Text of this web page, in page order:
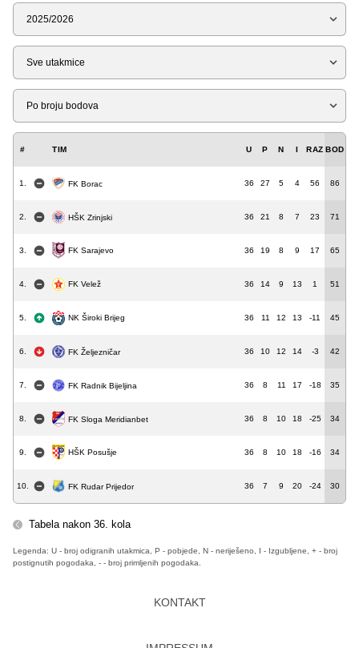
Sezona
Tip
Liga
# TIM U P N I RAZ BOD
1. FK Borac 36 27 5 4 56 86
2. HŠK Zrinjski 36 21 8 7 23 71
3. FK Sarajevo 36 19 8 9 17 65
4. FK Velež 36 14 9 13 1 51
5. NK Široki Brijeg 36 11 12 13 -11 45
6. FK Željezničar 36 10 12 14 -3 42
7. FK Radnik Bijeljina 36 8 11 17 -18 35
8. FK Sloga Meridianbet 36 8 10 18 -25 34
9. HŠK Posušje 36 8 10 18 -16 34
10. FK Rudar Prijedor 36 7 9 20 -24 30
Tabela nakon 36. kola
Legenda: U - broj odigranih utakmica, P - pobjede, N - neriješeno, I - Izgubljene, + - broj
postignutih pogodaka, - - broj primljenih pogodaka.
KONTAKT